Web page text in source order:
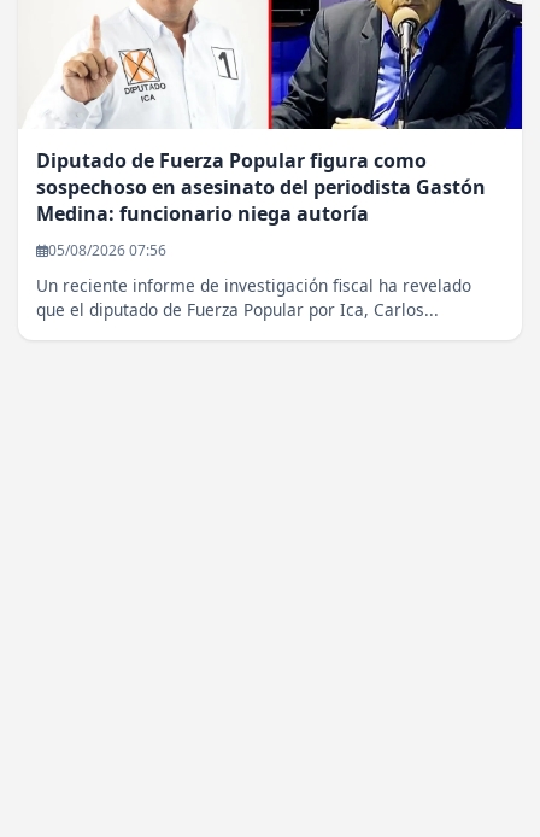
Diputado de Fuerza Popular figura como
sospechoso en asesinato del periodista Gastón
Medina: funcionario niega autoría
05/08/2026 07:56
Un reciente informe de investigación fiscal ha revelado
que el diputado de Fuerza Popular por Ica, Carlos...